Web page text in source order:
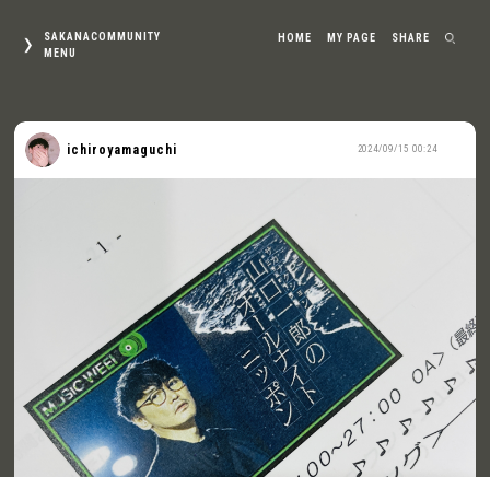
SAKANACOMMUNITY
MENU
HOME MY PAGE SHARE
2024/09/15 00:24
ichiroyamaguchi